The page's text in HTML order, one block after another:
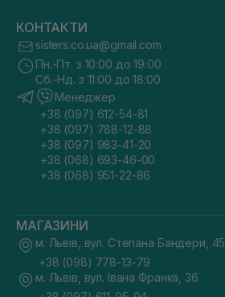
КОНТАКТИ
sisters.co.ua@gmail.com
Пн.-Пт. з 10:00 до 19:00
Сб.-Нд. з 11:00 до 18:00
Менеджер
+38 (097) 612-54-81
+38 (097) 788-12-88
+38 (097) 983-41-20
+38 (068) 693-46-00
+38 (068) 951-22-86
МАГАЗИНИ
м. Львів, вул. Степана Бандери, 45
+38 (098) 778-13-79
м. Львів, вул. Івана Франка, 36